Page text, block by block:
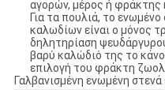
αγορών, μέρος ή φράκτης
Για τα πουλιά, το
καλωδίων είναι ο μόνος
δηλητηρίαση
βαρύ καλώδιό της το
επιλογή του φράκτη
Γαλβανισμένη ενωμένη